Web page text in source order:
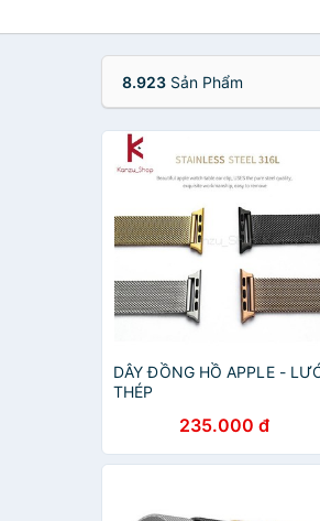
8.923 Sản Phẩm
DÂY ĐỒNG HỒ APPLE -
THÉP
235.000 đ